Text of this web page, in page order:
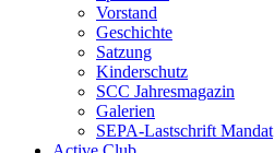
Vorstand
Geschichte
Satzung
Kinderschutz
SCC Jahresmagazin
Galerien
SEPA-Lastschrift Mandat